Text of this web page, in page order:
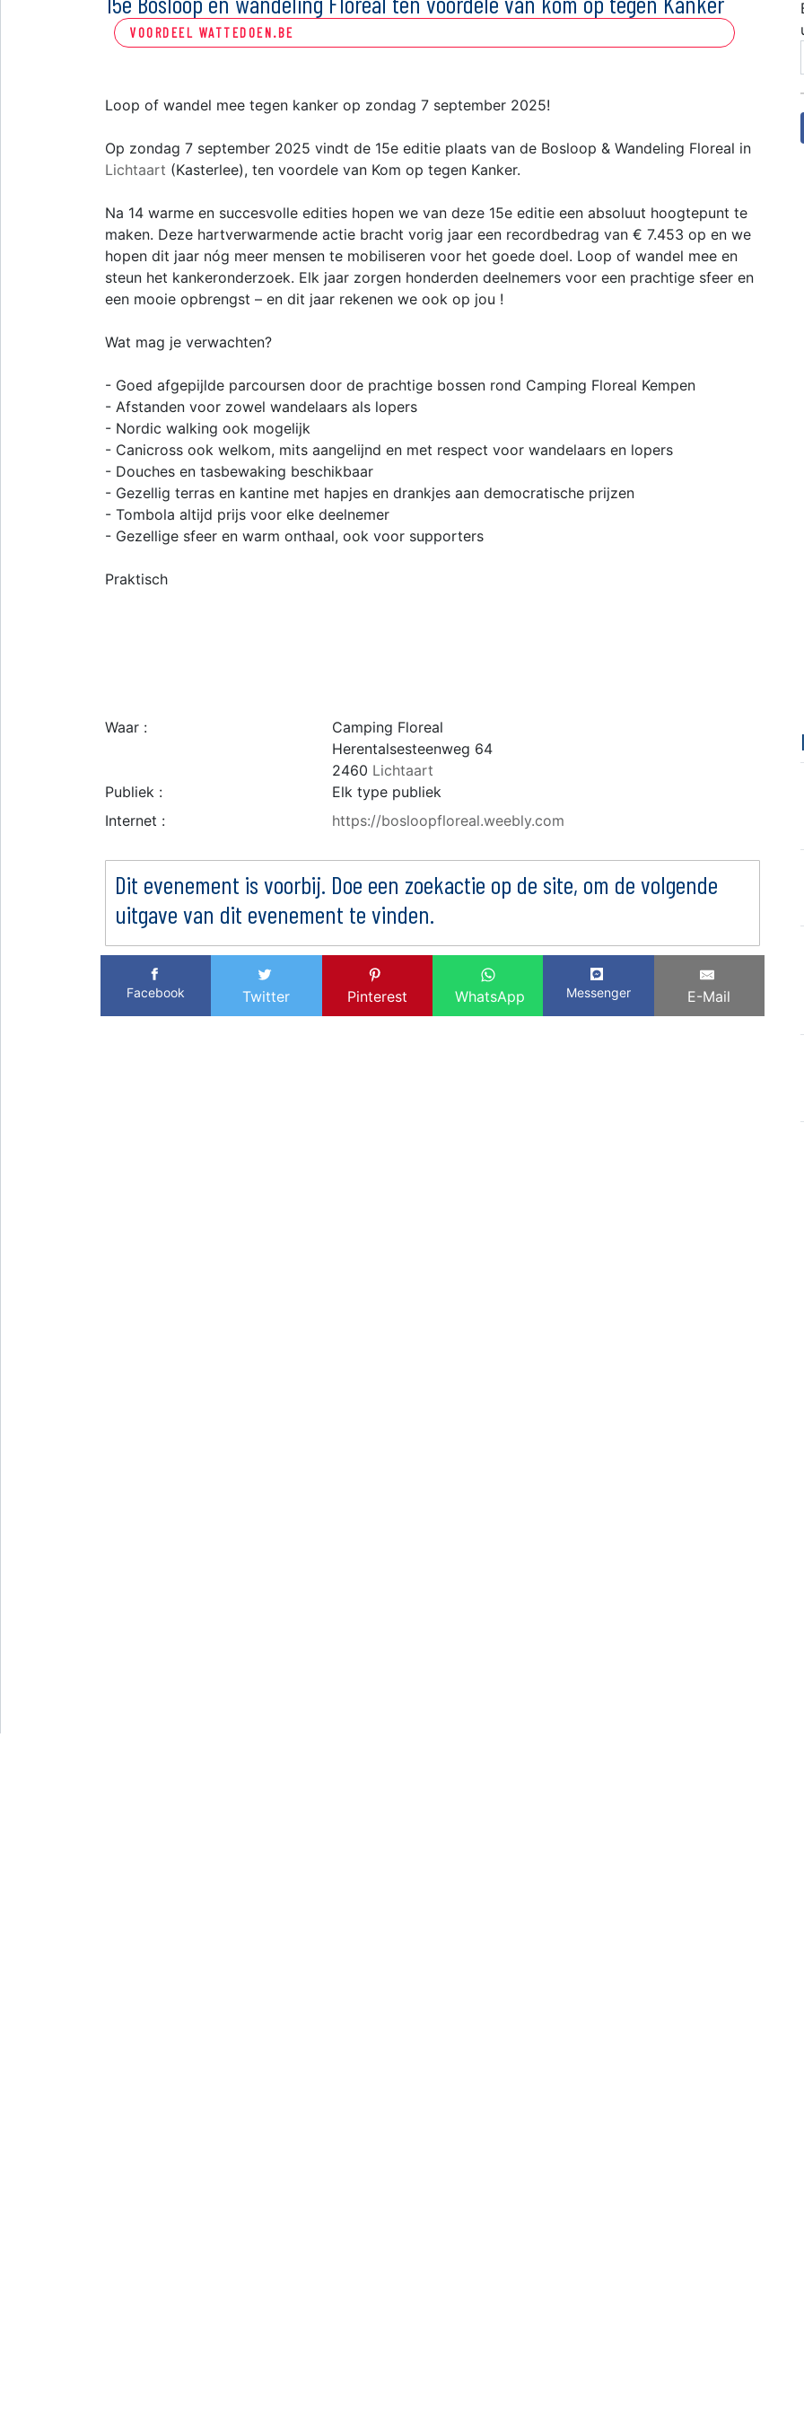
VOORDEEL WATTEDOEN.BE
Loop of wandel mee tegen kanker op zondag 7 september 2025!
Op zondag 7 september 2025 vindt de 15e editie plaats van de Bosloop & Wandeling Floreal in
Lichtaart (Kasterlee), ten voordele van Kom op tegen Kanker.
Na 14 warme en succesvolle edities hopen we van deze 15e editie een absoluut hoogtepunt te
maken. Deze hartverwarmende actie bracht vorig jaar een recordbedrag van € 7.453 op en we
hopen dit jaar nóg meer mensen te mobiliseren voor het goede doel. Loop of wandel mee en
steun het kankeronderzoek. Elk jaar zorgen honderden deelnemers voor een prachtige sfeer en
een mooie opbrengst – en dit jaar rekenen we ook op jou !
Wat mag je verwachten?
- Goed afgepijlde parcoursen door de prachtige bossen rond Camping Floreal Kempen
- Afstanden voor zowel wandelaars als lopers
- Nordic walking ook mogelijk
- Canicross ook welkom, mits aangelijnd en met respect voor wandelaars en lopers
- Douches en tasbewaking beschikbaar
- Gezellig terras en kantine met hapjes en drankjes aan democratische prijzen
- Tombola altijd prijs voor elke deelnemer
- Gezellige sfeer en warm onthaal, ook voor supporters
Praktisch
Waar :
Camping Floreal
Herentalsesteenweg 64
2460 Lichtaart
Publiek :
Elk type publiek
Internet :
https://bosloopfloreal.weebly.com
Dit evenement is voorbij. Doe een zoekactie op de site, om de volgende
uitgave van dit evenement te vinden.
Facebook Twitter Pinterest WhatsApp Messenger E-Mail